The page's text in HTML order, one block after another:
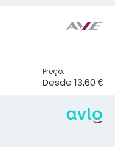
Preço:
Desde 13,60 €